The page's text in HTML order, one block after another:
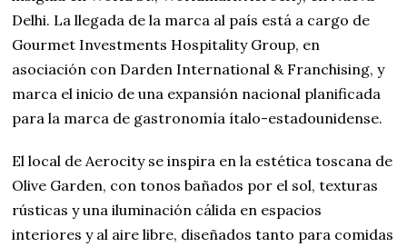
Delhi. La llegada de la marca al país está a cargo de
Gourmet Investments Hospitality Group, en
asociación con Darden International & Franchising, y
marca el inicio de una expansión nacional planificada
para la marca de gastronomía ítalo-estadounidense.
El local de Aerocity se inspira en la estética toscana de
Olive Garden, con tonos bañados por el sol, texturas
rústicas y una iluminación cálida en espacios
interiores y al aire libre, diseñados tanto para comidas